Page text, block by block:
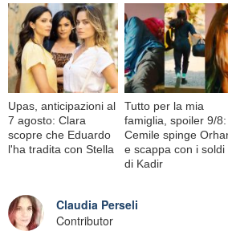
Upas, anticipazioni al
7 agosto: Clara
scopre che Eduardo
l'ha tradita con Stella
Tutto per la mia
famiglia, spoiler 9/8:
Cemile spinge
e scappa con i soldi
di Kadir
Claudia Perseli
Contributor